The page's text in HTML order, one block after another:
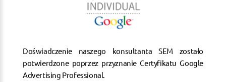
Doświadczenie naszego konsultanta SEM zostało
potwierdzone poprzez przyznanie Certyfikatu Google
Advertising Professional.